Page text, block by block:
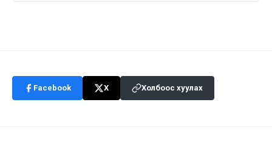
Facebook X Холбоос хуулах